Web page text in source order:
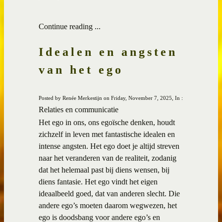
Continue reading ...
Idealen en angsten
van het ego
Posted by Renée Merkestijn on Friday, November 7, 2025, In :
Relaties en communicatie
Het ego in ons, ons egoïsche denken, houdt
zichzelf in leven met fantastische idealen en
intense angsten. Het ego doet je altijd streven
naar het veranderen van de realiteit, zodanig
dat het helemaal past bij diens wensen, bij
diens fantasie. Het ego vindt het eigen
ideaalbeeld goed, dat van anderen slecht. Die
andere ego’s moeten daarom wegwezen, het
ego is doodsbang voor andere ego’s en